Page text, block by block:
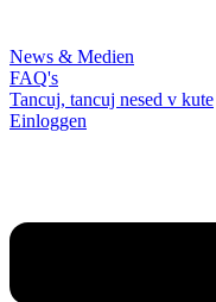
News & Medien
FAQ's
Tancuj, tancuj nesed v kute
Einloggen